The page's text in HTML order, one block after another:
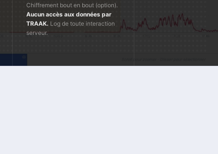
Chiffrement bout en bout (option).
Aucun accès aux données par
TRAAK. Log de toute interaction
serveur.